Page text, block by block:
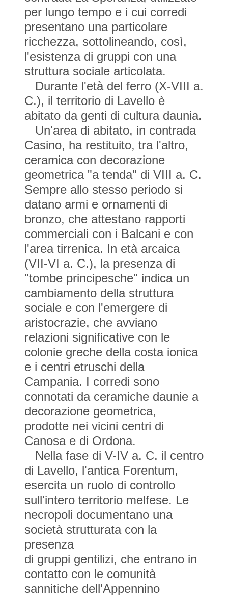
per lungo tempo e i cui corredi
presentano una particolare
ricchezza, sottolineando, così,
l'esistenza di gruppi con una
struttura sociale articolata.
Durante l'età del ferro (X-VIII a.
C.), il territorio di Lavello è
abitato da genti di cultura daunia.
Un'area di abitato, in contrada
Casino, ha restituito, tra l'altro,
ceramica con decorazione
geometrica "a tenda" di VIII a. C.
Sempre allo stesso periodo si
datano armi e ornamenti di
bronzo, che attestano rapporti
commerciali con i Balcani e con
l'area tirrenica. In età arcaica
(VII-VI a. C.), la presenza di
"tombe principesche" indica un
cambiamento della struttura
sociale e con l'emergere di
aristocrazie, che avviano
relazioni significative con le
colonie greche della costa ionica
e i centri etruschi della
Campania. I corredi sono
connotati da ceramiche daunie a
decorazione geometrica,
prodotte nei vicini centri di
Canosa e di Ordona.
Nella fase di V-IV a. C. il centro
di Lavello, l'antica Forentum,
esercita un ruolo di controllo
sull'intero territorio melfese. Le
necropoli documentano una
società strutturata con la
presenza
di gruppi gentilizi, che entrano in
contatto con le comunità
sannitiche dell'Appennino